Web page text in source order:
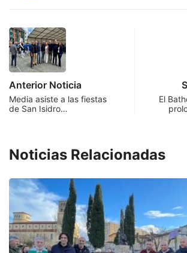
Anterior Noticia
Media asiste a las fiestas
de San Isidro…
El
Noticias Relacionadas